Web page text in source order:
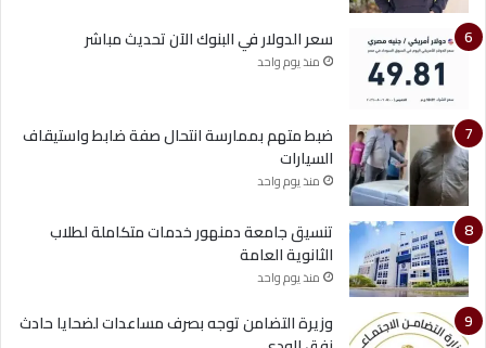
سعر الدولار في البنوك الآن تحديث مباشر
منذ يوم واحد
ضبط متهم بممارسة انتحال صفة ضابط واستيقاف
السيارات
منذ يوم واحد
تنسيق جامعة دمنهور خدمات متكاملة لطلاب
الثانوية العامة
منذ يوم واحد
وزيرة التضامن توجه بصرف مساعدات لضحايا حادث